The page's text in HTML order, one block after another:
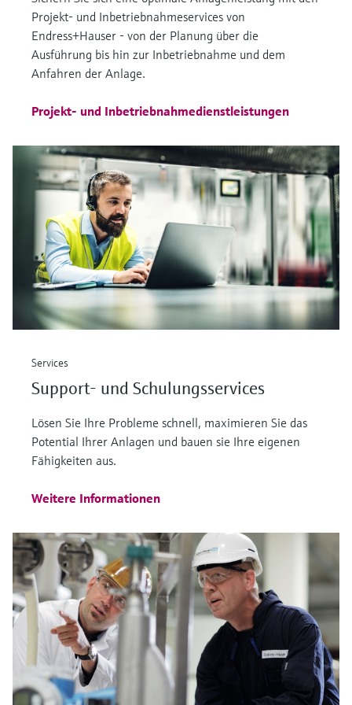
Projekt- und Inbetriebnahmeservices von
Endress+Hauser - von der Planung über die
Ausführung bis hin zur Inbetriebnahme und dem
Anfahren der Anlage.
Projekt- und Inbetriebnahmedienstleistungen
Services
Support- und Schulungsservices
Lösen Sie Ihre Probleme schnell, maximieren Sie das
Potential Ihrer Anlagen und bauen sie Ihre eigenen
Fähigkeiten aus.
Weitere Informationen